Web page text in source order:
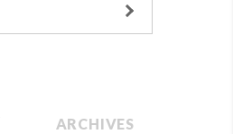
ARCHIVES